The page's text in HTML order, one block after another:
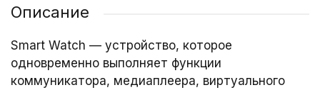
Описание
Smart Watch — устройство, которое
одновременно выполняет функции
коммуникатора, медиаплеера, виртуального